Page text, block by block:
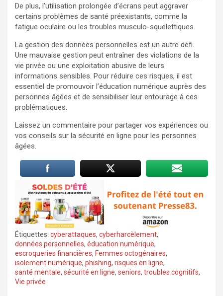
De plus, l’utilisation prolongée d’écrans peut aggraver
certains problèmes de santé préexistants, comme la
fatigue oculaire ou les troubles musculo-squelettiques.
La gestion des données personnelles est un autre défi.
Une mauvaise gestion peut entraîner des violations de la
vie privée ou une exploitation abusive de leurs
informations sensibles. Pour réduire ces risques, il est
essentiel de promouvoir l’éducation numérique auprès des
personnes âgées et de sensibiliser leur entourage à ces
problématiques.
Laissez un commentaire pour partager vos expériences ou
vos conseils sur la sécurité en ligne pour les personnes
âgées.
Étiquettes: cyberattaques, cyberharcèlement,
données personnelles, éducation numérique,
escroqueries financières, Femmes octogénaires,
isolement numérique, phishing, risques en ligne,
santé mentale, sécurité en ligne, seniors, troubles cognitifs,
Vie privée